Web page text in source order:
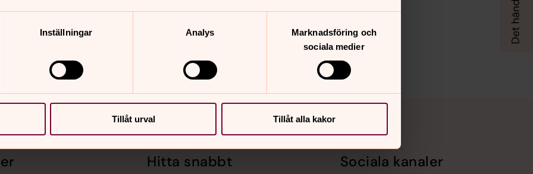
Inställningar Analys
Marknadsföring och
sociala medier
Tillåt urval Tillåt alla kakor
Hitta snabbt Sociala kanaler